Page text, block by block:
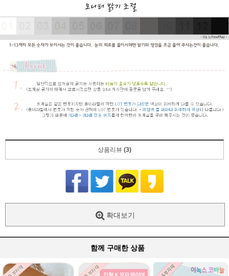
상품리뷰 (3)
확대보기
함께 구매한 상품